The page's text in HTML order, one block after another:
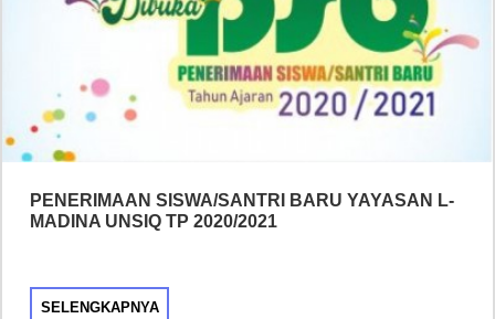
PENERIMAAN SISWA/SANTRI BARU YAYASAN L-
MADINA UNSIQ TP 2020/2021
SELENGKAPNYA